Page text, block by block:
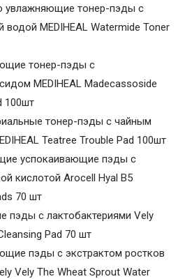
увлажняющие тонер-пэды с
водой MEDIHEAL Watermide Toner
тонер-пэды с
MEDIHEAL Madecassoside
100шт
тонер-пэды с чайным
Teatree Trouble Pad 100шт
успокаивающие пэды с
кислотой Arocell Hyal B5
70 шт
с лактобактериями Vely
Pad 70 шт
пэды с экстрактом ростков
Vely The Wheat Sprout Water